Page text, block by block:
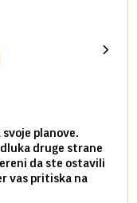
planove.
druge strane
da ste ostavili
vas pritiska na